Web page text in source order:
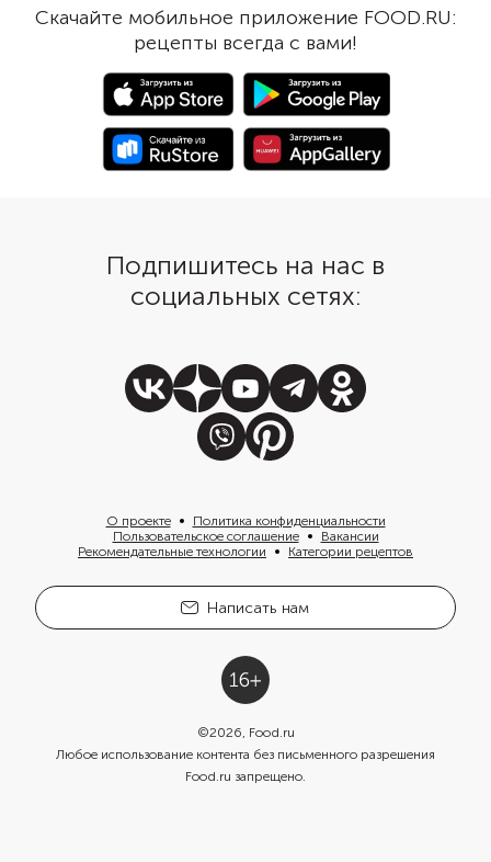
слайсы на намазанный щедрым
слоем творожного сыра тост.
Получится очень вкусно и с
приятной остринкой.
можно подать как
самостоятельную
гарнир к мясным
Запеченная морковь
сочетается с
йогуртом или соусом
основе.
Скачайте мобильное приложение FOOD.RU:
рецепты всегда с вами!
Подпишитесь на нас в
социальных сетях:
О проекте
Политика конфиденциальности
Пользовательское соглашение
Вакансии
Рекомендательные технологии
Категории рецептов
Написать нам
©2026, Food.ru
Любое использование контента без письменного разрешения
Food.ru запрещено.